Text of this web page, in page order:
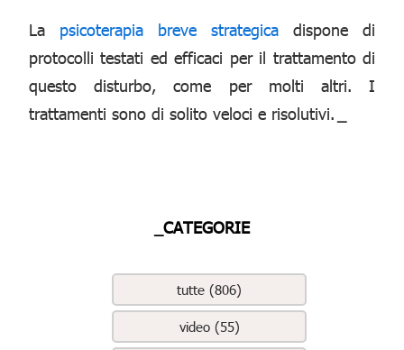
La psicoterapia breve strategica dispone di
protocolli testati ed efficaci per il trattamento di
questo disturbo, come per molti altri. I
trattamenti sono di solito veloci e risolutivi.
_CATEGORIE
tutte (806)
video (55)